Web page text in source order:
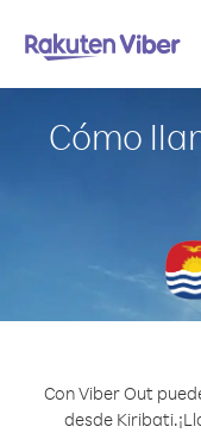
Cómo
Con Viber Out
desde Kiribati.